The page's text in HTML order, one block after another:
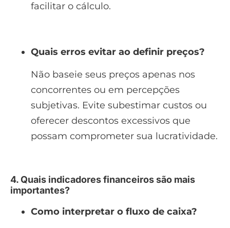
facilitar o cálculo.
Quais erros evitar ao definir preços?
Não baseie seus preços apenas nos
concorrentes ou em percepções
subjetivas. Evite subestimar custos ou
oferecer descontos excessivos que
possam comprometer sua lucratividade.
4. Quais indicadores financeiros são mais
importantes?
Como interpretar o fluxo de caixa?